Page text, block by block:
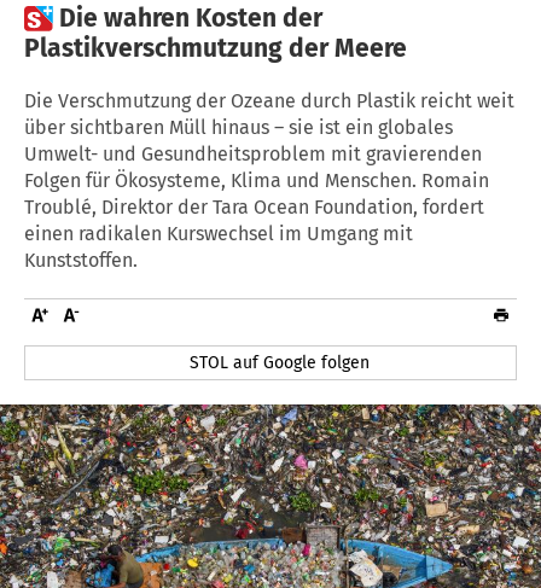
 Die wahren Kosten der
Plastikverschmutzung der Meere
Die Verschmutzung der Ozeane durch Plastik reicht weit
über sichtbaren Müll hinaus – sie ist ein globales
Umwelt- und Gesundheitsproblem mit gravierenden
Folgen für Ökosysteme, Klima und Menschen. Romain
Troublé, Direktor der Tara Ocean Foundation, fordert
einen radikalen Kurswechsel im Umgang mit
Kunststoffen.
STOL auf Google folgen